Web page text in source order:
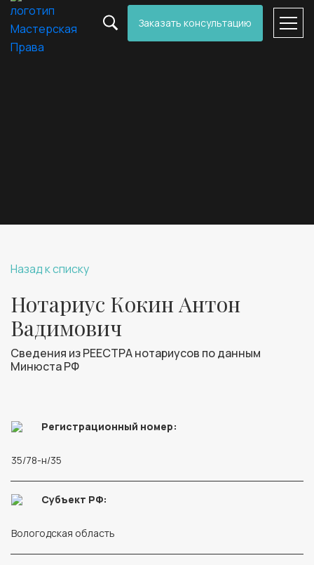
Заказать консультацию
Назад к списку
Нотариус Кокин Антон
Вадимович
Сведения из РЕЕСТРА нотариусов по данным
Минюста РФ
Регистрационный номер:
35/78-н/35
Субъект РФ:
Вологодская область